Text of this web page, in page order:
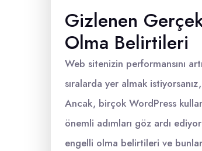
Gizlenen
Olma Belirtileri
Web sitenizin performansını
sıralarda yer almak
Ancak, birçok WordPress
önemli adımları göz ardı
engelli olma belirtileri ve